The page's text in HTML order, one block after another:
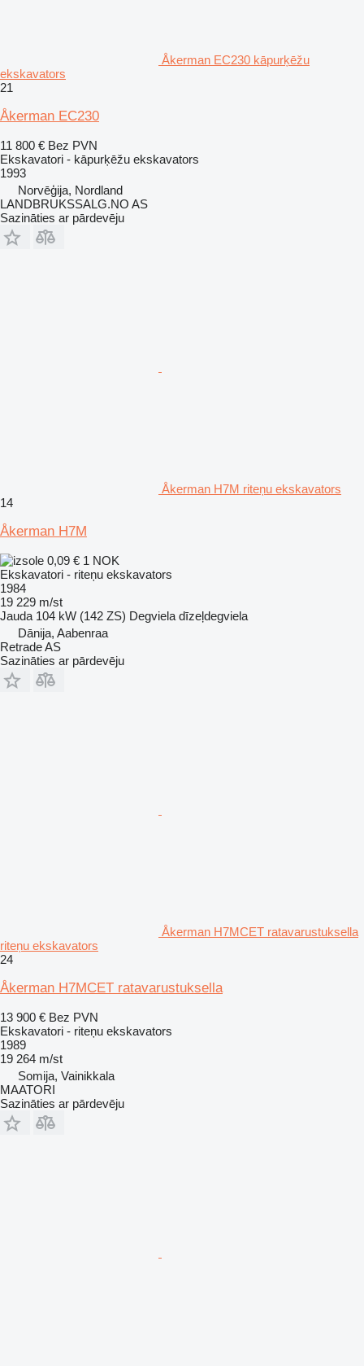
Åkerman EC230 kāpurķēžu
ekskavators
21
Åkerman EC230
11 800 € Bez PVN
Ekskavatori - kāpurķēžu ekskavators
1993
Norvēģija, Nordland
LANDBRUKSSALG.NO AS
Sazināties ar pārdevēju
Åkerman H7M riteņu ekskavators
14
Åkerman H7M
0,09 € 1 NOK
Ekskavatori - riteņu ekskavators
1984
19 229 m/st
Jauda 104 kW (142 ZS) Degviela dīzeļdegviela
Dānija, Aabenraa
Retrade AS
Sazināties ar pārdevēju
Åkerman H7MCET ratavarustuksella
riteņu ekskavators
24
Åkerman H7MCET ratavarustuksella
13 900 € Bez PVN
Ekskavatori - riteņu ekskavators
1989
19 264 m/st
Somija, Vainikkala
MAATORI
Sazināties ar pārdevēju